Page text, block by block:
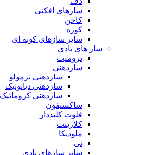
سازهای افکتی
کاخن
کوزه
سایر سازهای کوبه ای
ساز های بادی
ترومپت
سازدهنی
سازدهنی ترمولو
سازدهنی دیاتونیک
سازدهنی کروماتیک
ساکسیفون
فلوت کلیددار
کلارینت
ملودیکا
نی
سایر سازهای بادی